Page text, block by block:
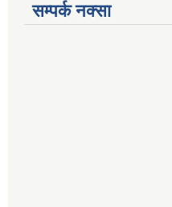
सम्पर्क नक्सा